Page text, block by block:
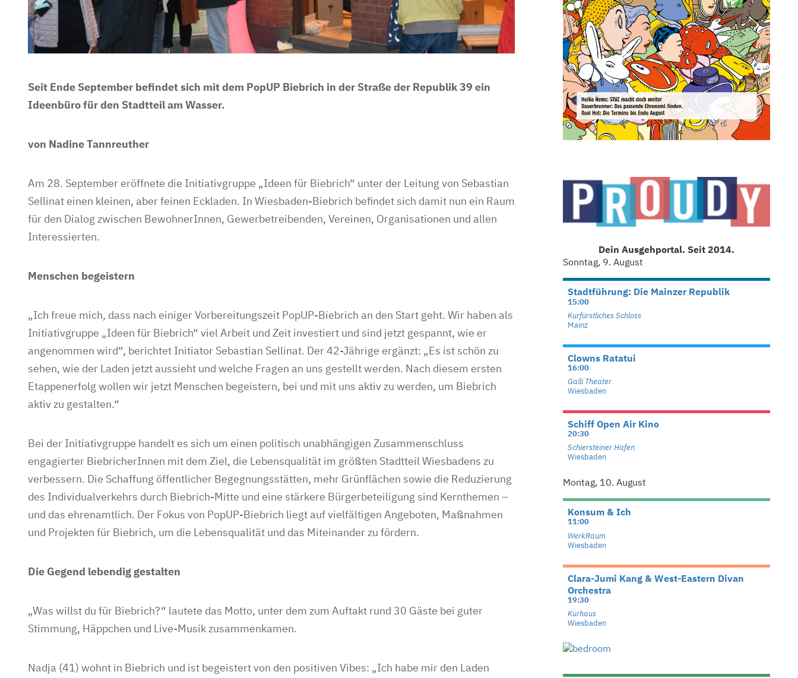
Seit Ende September befindet sich mit dem PopUP Biebrich in der Straße der Republik 39 ein
Ideenbüro für den Stadtteil am Wasser.
von Nadine Tannreuther
Am 28. September eröffnete die Initiativgruppe „Ideen für Biebrich“ unter der Leitung von Sebastian
Sellinat einen kleinen, aber feinen Eckladen. In Wiesbaden-Biebrich befindet sich damit nun ein Raum
für den Dialog zwischen BewohnerInnen, Gewerbetreibenden, Vereinen, Organisationen und allen
Interessierten.
Menschen begeistern
„Ich freue mich, dass nach einiger Vorbereitungszeit PopUP-Biebrich an den Start geht. Wir haben als
Initiativgruppe „Ideen für Biebrich“ viel Arbeit und Zeit investiert und sind jetzt gespannt, wie er
angenommen wird“, berichtet Initiator Sebastian Sellinat. Der 42-Jährige ergänzt: „Es ist schön zu
sehen, wie der Laden jetzt aussieht und welche Fragen an uns gestellt werden. Nach diesem ersten
Etappenerfolg wollen wir jetzt Menschen begeistern, bei und mit uns aktiv zu werden, um Biebrich
aktiv zu gestalten.“
Bei der Initiativgruppe handelt es sich um einen politisch unabhängigen Zusammenschluss
engagierter BiebricherInnen mit dem Ziel, die Lebensqualität im größten Stadtteil Wiesbadens zu
verbessern. Die Schaffung öffentlicher Begegnungsstätten, mehr Grünflächen sowie die Reduzierung
des Individualverkehrs durch Biebrich-Mitte und eine stärkere Bürgerbeteiligung sind Kernthemen –
und das ehrenamtlich. Der Fokus von PopUP-Biebrich liegt auf vielfältigen Angeboten, Maßnahmen
und Projekten für Biebrich, um die Lebensqualität und das Miteinander zu fördern.
Die Gegend lebendig gestalten
„Was willst du für Biebrich?“ lautete das Motto, unter dem zum Auftakt rund 30 Gäste bei guter
Stimmung, Häppchen und Live-Musik zusammenkamen.
Nadja (41) wohnt in Biebrich und ist begeistert von den positiven Vibes: „Ich habe mir den Laden
Dein Ausgehportal. Seit 2014.
Sonntag, 9. August
Stadtführung: Die Mainzer Republik
15:00
Kurfürstliches Schloss
Mainz
Clowns Ratatui
16:00
Galli Theater
Wiesbaden
Schiff Open Air Kino
20:30
Schiersteiner Hafen
Wiesbaden
Montag, 10. August
Konsum & Ich
11:00
WerkRaum
Wiesbaden
Clara-Jumi Kang & West-Eastern Divan
Orchestra
19:30
Kurhaus
Wiesbaden